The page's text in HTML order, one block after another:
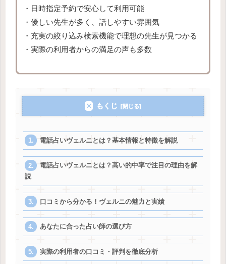
・日時指定予約で安心して利用可能
・優しい先生が多く、話しやすい雰囲気
・充実の絞り込み検索機能で理想の先生が見つかる
・実際の利用者からの満足の声も多数
もくじ
電話占いヴェルニとは？基本情報と特徴を解説
電話占いヴェルニとは？高い的中率で注目の理由を解
説
口コミから分かる！ヴェルニの魅力と実績
あなたに合った占い師の選び方
実際の利用者の口コミ・評判を徹底分析